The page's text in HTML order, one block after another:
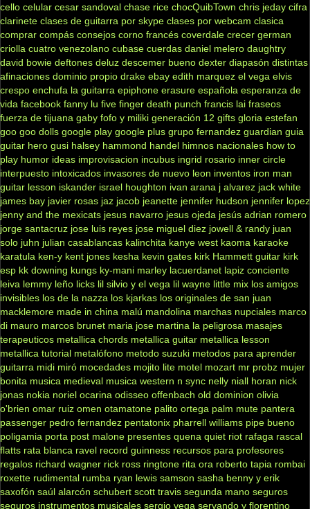
cello celular cesar sandoval chase rice chocQuibTown chris jeday cifra
clarinete clases de guitarra por skype clases por webcam clasica
comprar compás consejos corno francés coverdale crecer german
criolla cuatro venezolano cubase cuerdas daniel melero daughtry
david bowie deftones deluz descemer bueno dexter diapasón distintas
afinaciones dominio propio drake ebay edith marquez el vega elvis
crespo enchufa la guitarra epiphone erasure española esperanza de
vida facebook fanny lu five finger death punch francis lai fraseos
fuerza de tijuana gaby fofo y miliki generación 12 gifts gloria estefan
goo goo dolls google play google plus grupo fernandez guardian guia
guitar hero gusi halsey hammond handel himnos nacionales how to
play humor ideas improvisacion incubus ingrid rosario inner circle
interpuesto intoxicados invasores de nuevo leon inventos iron man
guitar lesson iskander israel houghton ivan arana j alvarez jack white
james bay javier rosas jaz jacob jeanette jennifer hudson jennifer lopez
jenny and the mexicats jesus navarro jesus ojeda jesús adrian romero
jorge santacruz jose luis reyes jose miguel diez jowell & randy juan
solo juhn julian casablancas kalinchita kanye west kaoma karaoke
karatula ken-y kent jones kesha kevin gates kirk Hammett guitar kirk
esp kk downing kungs ky-mani marley lacuerdanet lapiz conciente
leiva lemmy leño licks lil silvio y el vega lil wayne little mix los amigos
invisibles los de la nazza los kjarkas los originales de san juan
macklemore made in china malú mandolina marchas nupciales marco
di mauro marcos brunet maria jose martina la peligrosa masajes
terapeuticos metallica chords metallica guitar metallica lesson
metallica tutorial metalófono metodo suzuki metodos para aprender
guitarra midi miró mocedades mojito lite motel mozart mr probz mujer
bonita musica medieval musica western n sync nelly niall horan nick
jonas nokia noriel ocarina odisseo offenbach old dominion olivia
o'brien omar ruiz omen otamatone palito ortega palm mute pantera
passenger pedro fernandez pentatonix pharrell williams pipe bueno
poligamia porta post malone presentes quena quiet riot rafaga rascal
flatts rata blanca ravel record guinness recursos para profesores
regalos richard wagner rick ross ringtone rita ora roberto tapia rombai
roxette rudimental rumba ryan lewis samson sasha benny y erik
saxofón saúl alarcón schubert scott travis segunda mano seguros
seguros instrumentos musicales sergio vega servando y florentino